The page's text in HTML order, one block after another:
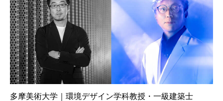
多摩美術大学｜環境デザイン学科教授・一級建築士